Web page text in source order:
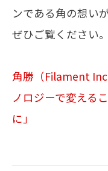
ンである角の想い
ぜひご覧ください。
角勝（Filament
ノロジーで変える
に」